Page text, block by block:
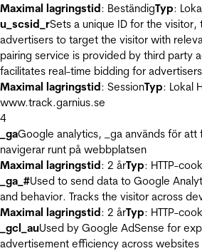
Maximal lagringstid: BeständigTyp:
u_scsid_rSets a unique ID for the
advertisers to target the visitor with
pairing service is provided by third party
facilitates real-time bidding for
Maximal lagringstid: SessionTyp: Lokal
www.track.garnius.se
4
_gaGoogle analytics, _ga används för att
navigerar runt på webbplatsen
Maximal lagringstid: 2 årTyp: HTTP-
_ga_#Used to send data to Google
and behavior. Tracks the visitor across
Maximal lagringstid: 2 årTyp: HTTP-
_gcl_auUsed by Google AdSense for
advertisement efficiency across websites